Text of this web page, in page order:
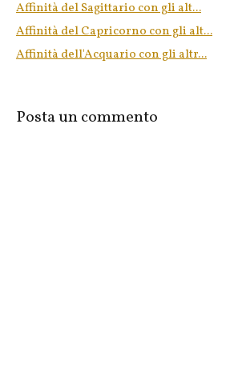
Affinità del Sagittario con gli alt...
Affinità del Capricorno con gli alt...
Affinità dell'Acquario con gli altr...
Posta un commento